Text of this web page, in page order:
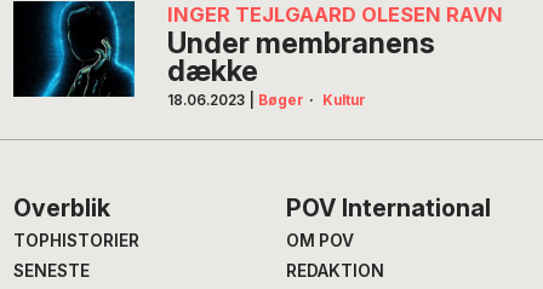
INGER TEJLGAARD OLESEN RAVN
Under membranens
dække
18.06.2023 Bøger · Kultur
Footer
Overblik
TOPHISTORIER
SENESTE
POV International
OM POV
REDAKTION